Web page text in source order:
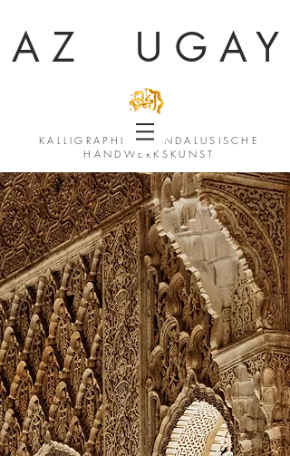
AZ UGAY
KALLIGRAPHIE & ANDALUSISCHE
HANDWERKSKUNST